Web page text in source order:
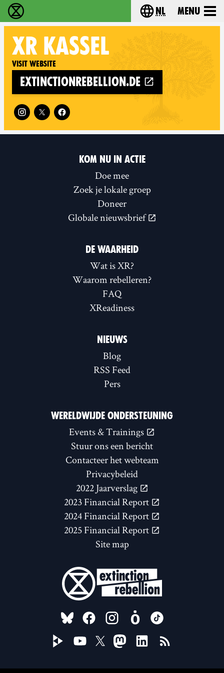
Extinction Rebellion - Home Choose your
nl Menu
XR KASSEL
Visit website
extinctionrebellion.de
Follow XR Kassel on
KOM NU IN ACTIE
Doe mee
Zoek je lokale groep
Doneer
Globale nieuwsbrief
DE WAARHEID
Wat is XR?
Waarom rebelleren?
FAQ
XReadiness
NIEUWS
Blog
RSS Feed
Pers
WERELDWIJDE ONDERSTEUNING
Events & Trainings
Stuur ons een bericht
Contacteer het webteam
Privacybeleid
2022 Jaarverslag
2023 Financial Report
2024 Financial Report
2025 Financial Report
Site map
FOLLOW US ON